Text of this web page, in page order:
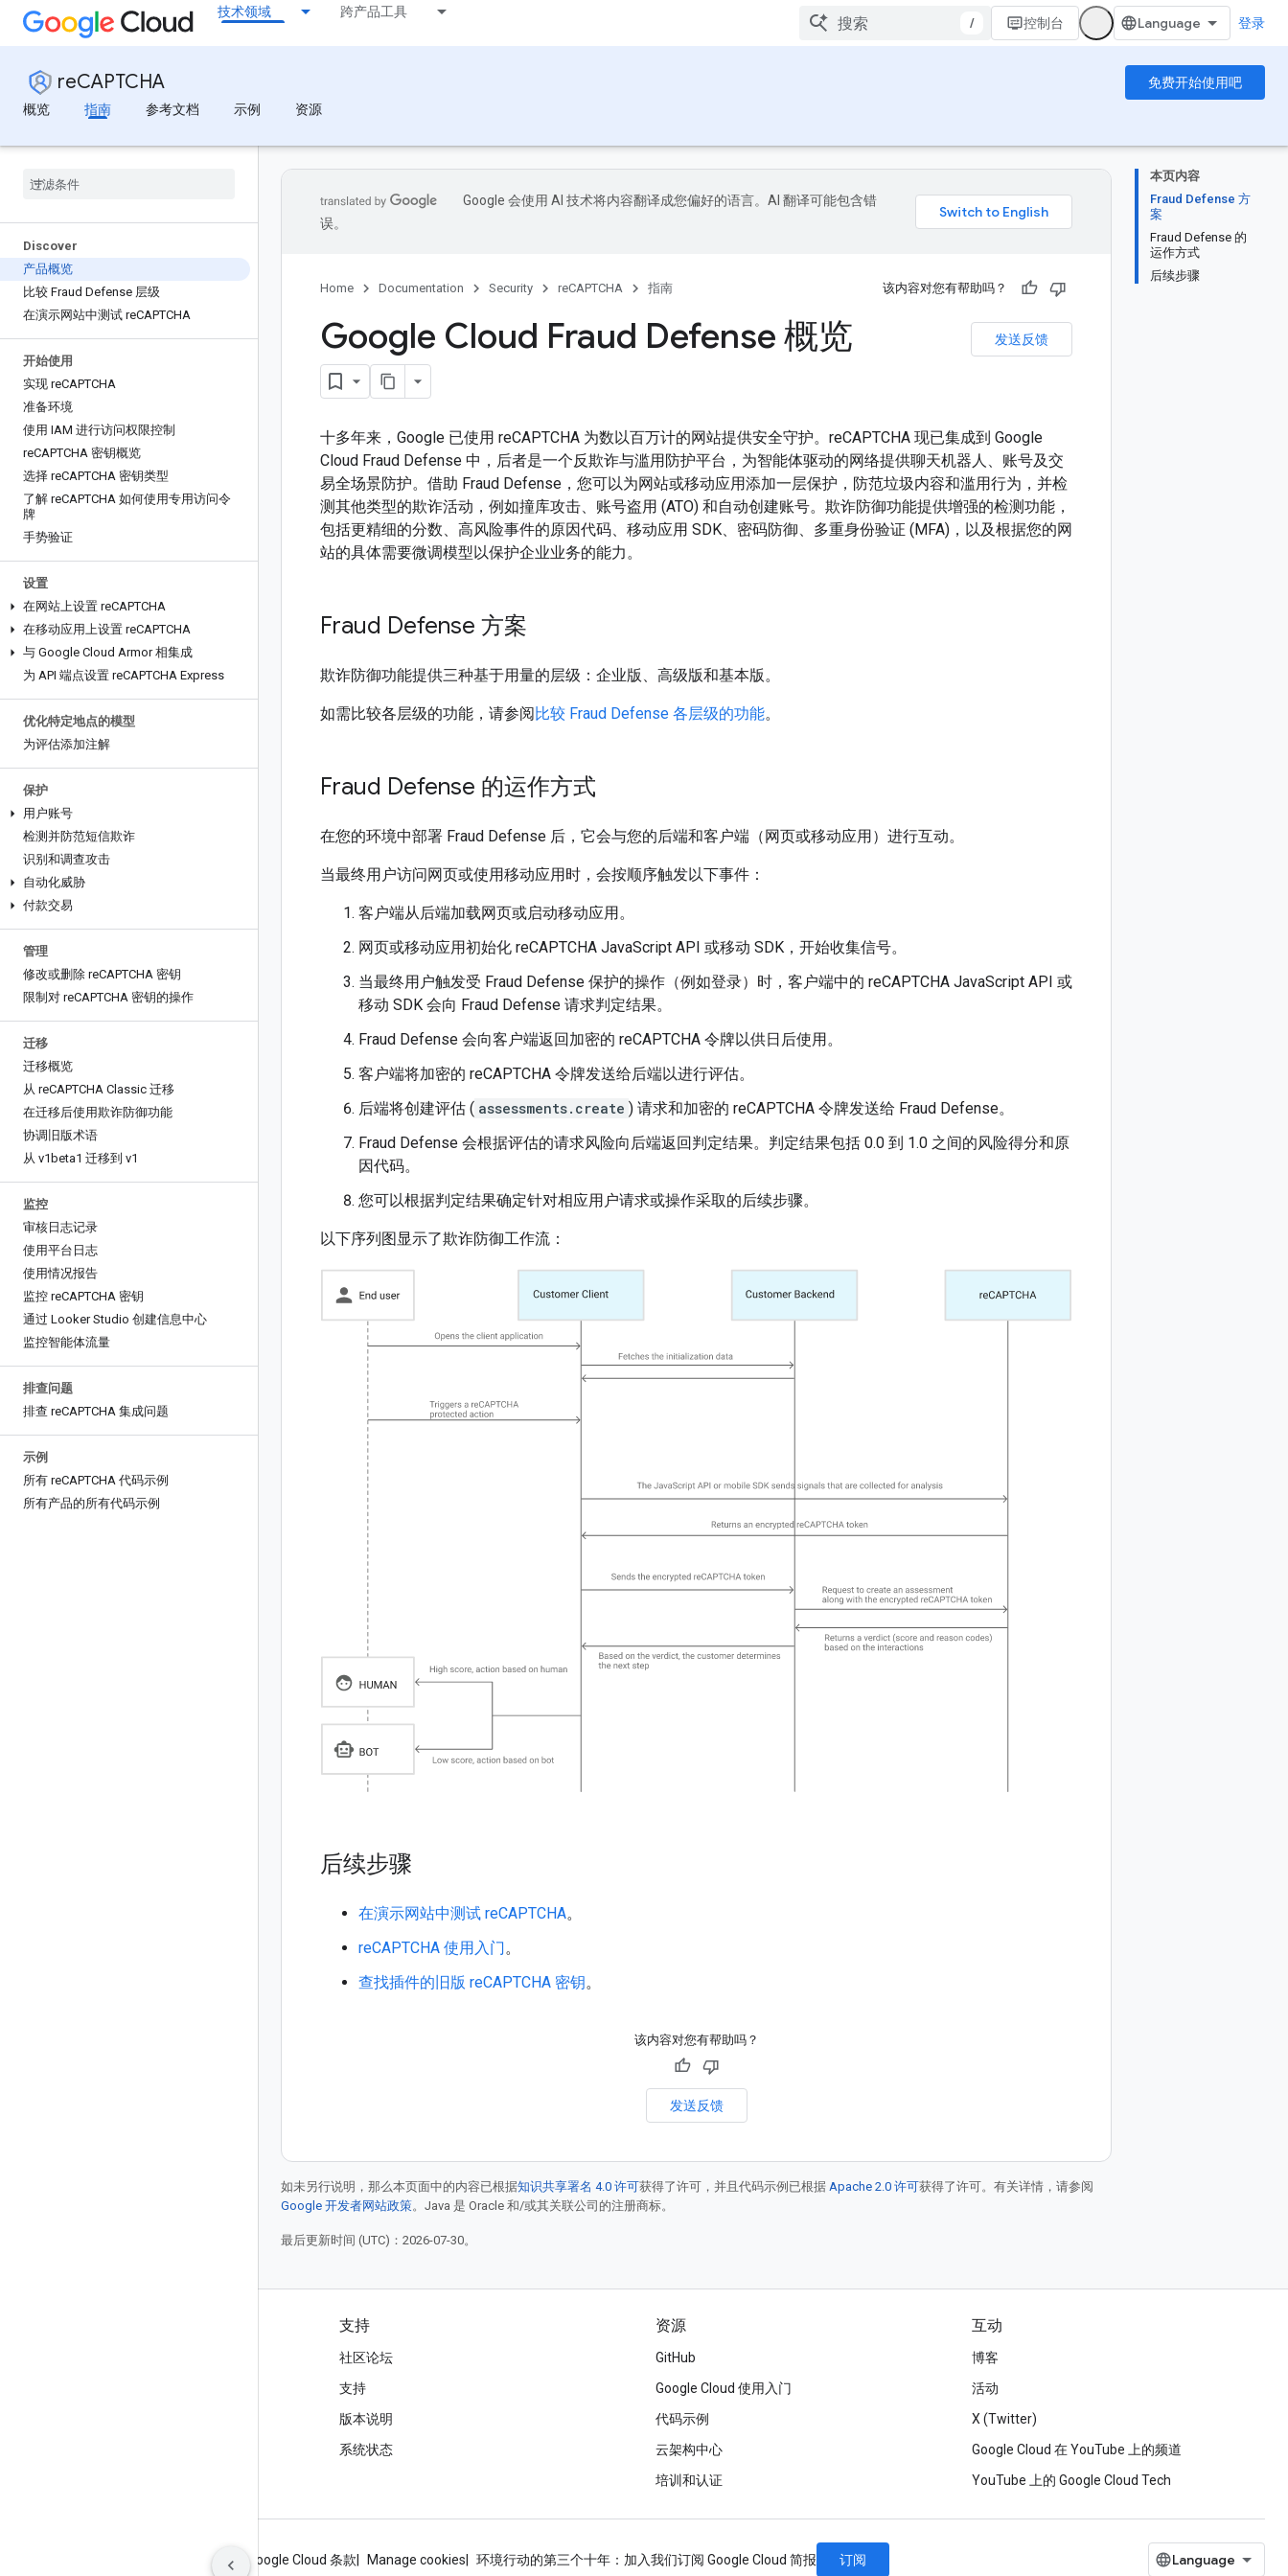
技术领域 跨产品工具
/ 控制台 登录
reCAPTCHA
免费开始使用吧
概览
指南 参考文档 示例 资源
Discover
产品概览
比较 Fraud Defense 层级
在演示网站中测试 reCAPTCHA
开始使用
实现 reCAPTCHA
准备环境
使用 IAM 进行访问权限控制
reCAPTCHA 密钥概览
选择 reCAPTCHA 密钥类型
了解 reCAPTCHA 如何使用专用访问令
牌
手势验证
设置
在网站上设置 reCAPTCHA
在移动应用上设置 reCAPTCHA
与 Google Cloud Armor 相集成
为 API 端点设置 reCAPTCHA Express
优化特定地点的模型
为评估添加注解
保护
用户账号
检测并防范短信欺诈
识别和调查攻击
自动化威胁
付款交易
管理
修改或删除 reCAPTCHA 密钥
限制对 reCAPTCHA 密钥的操作
迁移
迁移概览
从 reCAPTCHA Classic 迁移
在迁移后使用欺诈防御功能
协调旧版术语
从 v1beta1 迁移到 v1
监控
审核日志记录
使用平台日志
使用情况报告
监控 reCAPTCHA 密钥
通过 Looker Studio 创建信息中心
监控智能体流量
排查问题
排查 reCAPTCHA 集成问题
示例
所有 reCAPTCHA 代码示例
所有产品的所有代码示例
本页内容
Fraud Defense 方
案
Fraud Defense 的
运作方式
后续步骤
Google 会使用 AI 技术将内容翻译成您偏好的语言。AI 翻译可能包含错
误。
Home Documentation Security reCAPTCHA 指南 该内容对您有帮助吗？
发送反馈
Google Cloud Fraud Defense 概览
十多年来，Google 已使用 reCAPTCHA 为数以百万计的网站提供安全守护。reCAPTCHA 现已集成到 Google
Cloud Fraud Defense 中，后者是一个反欺诈与滥用防护平台，为智能体驱动的网络提供聊天机器人、账号及交
易全场景防护。借助 Fraud Defense，您可以为网站或移动应用添加一层保护，防范垃圾内容和滥用行为，并检
测其他类型的欺诈活动，例如撞库攻击、账号盗用 (ATO) 和自动创建账号。欺诈防御功能提供增强的检测功能，
包括更精细的分数、高风险事件的原因代码、移动应用 SDK、密码防御、多重身份验证 (MFA)，以及根据您的网
站的具体需要微调模型以保护企业业务的能力。
Fraud Defense 方案
欺诈防御功能提供三种基于用量的层级：企业版、高级版和基本版。
如需比较各层级的功能，请参阅比较 Fraud Defense 各层级的功能。
Fraud Defense 的运作方式
在您的环境中部署 Fraud Defense 后，它会与您的后端和客户端（网页或移动应用）进行互动。
当最终用户访问网页或使用移动应用时，会按顺序触发以下事件：
客户端从后端加载网页或启动移动应用。
网页或移动应用初始化 reCAPTCHA JavaScript API 或移动 SDK，开始收集信号。
当最终用户触发受 Fraud Defense 保护的操作（例如登录）时，客户端中的 reCAPTCHA JavaScript API 或
移动 SDK 会向 Fraud Defense 请求判定结果。
Fraud Defense 会向客户端返回加密的 reCAPTCHA 令牌以供日后使用。
客户端将加密的 reCAPTCHA 令牌发送给后端以进行评估。
后端将创建评估 ( assessments.create ) 请求和加密的 reCAPTCHA 令牌发送给 Fraud Defense。
Fraud Defense 会根据评估的请求风险向后端返回判定结果。判定结果包括 0.0 到 1.0 之间的风险得分和原
因代码。
您可以根据判定结果确定针对相应用户请求或操作采取的后续步骤。
以下序列图显示了欺诈防御工作流：
后续步骤
在演示网站中测试 reCAPTCHA。
reCAPTCHA 使用入门。
查找插件的旧版 reCAPTCHA 密钥。
该内容对您有帮助吗？
发送反馈
如未另行说明，那么本页面中的内容已根据知识共享署名 4.0 许可获得了许可，并且代码示例已根据 Apache 2.0 许可获得了许可。有关详情，请参阅
Google 开发者网站政策。Java 是 Oracle 和/或其关联公司的注册商标。
最后更新时间 (UTC)：2026-07-30。
支持
社区论坛
支持
版本说明
系统状态
资源
GitHub
Google Cloud 使用入门
代码示例
云架构中心
培训和认证
互动
博客
活动
X (Twitter)
Google Cloud 在 YouTube 上的频道
YouTube 上的 Google Cloud Tech
网站条款 Google Cloud 条款 Manage cookies 环境行动的第三个十年：加入我们订阅 Google Cloud 简报 订阅